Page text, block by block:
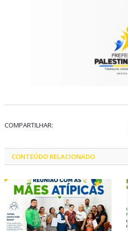
COMPARTILHAR:
CONTEÚDO RELACIONADO